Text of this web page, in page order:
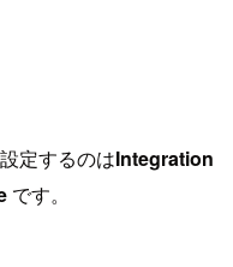
定するのはIntegration
です。